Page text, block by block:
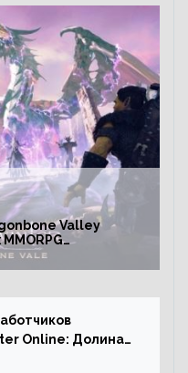
Valley
Online: Долина